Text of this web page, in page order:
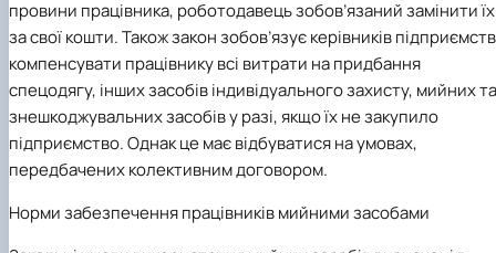
провини працівника, роботодавець зобов’язаний замінити їх
за свої кошти. Також закон зобов’язує керівників підприємств
компенсувати працівнику всі витрати на придбання
спецодягу, інших засобів індивідуального захисту, мийних та
знешкоджувальних засобів у разі, якщо їх не закупило
підприємство. Однак це має відбуватися на умовах,
передбачених колективним договором.
Норми забезпечення працівників мийними засобами